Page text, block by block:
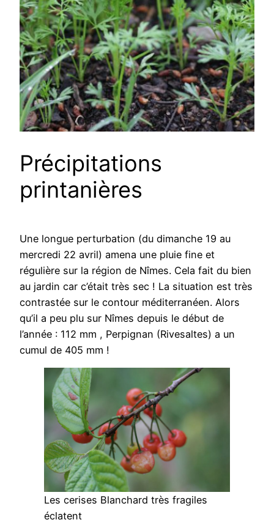
Précipitations
printanières
Une longue perturbation (du dimanche 19 au
mercredi 22 avril) amena une pluie fine et
régulière sur la région de Nîmes. Cela fait du bien
au jardin car c’était très sec ! La situation est très
contrastée sur le contour méditerranéen. Alors
qu’il a peu plu sur Nîmes depuis le début de
l’année : 112 mm , Perpignan (Rivesaltes) a un
cumul de 405 mm !
Les cerises Blanchard très fragiles
éclatent